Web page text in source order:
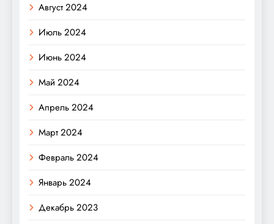
Август 2024
Июль 2024
Июнь 2024
Май 2024
Апрель 2024
Март 2024
Февраль 2024
Январь 2024
Декабрь 2023